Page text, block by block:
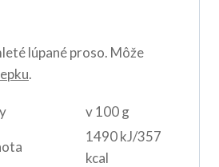
lúpané proso. Môže
.
v 100 g
1490 kJ/357
kcal